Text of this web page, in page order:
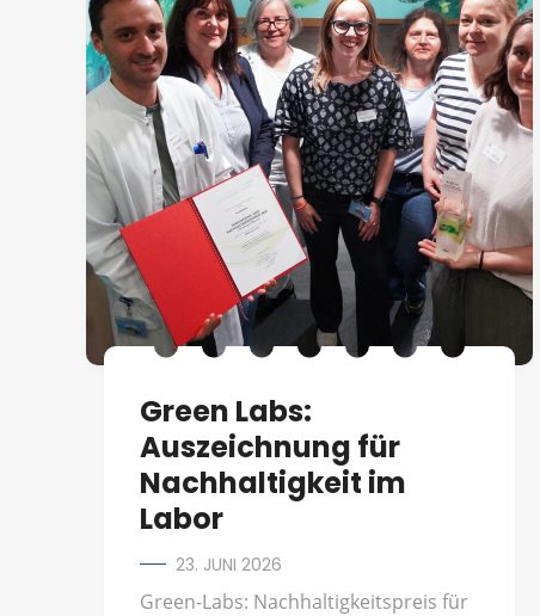
Green Labs:
Auszeichnung für
Nachhaltigkeit im
Labor
23. JUNI 2026
Green-Labs: Nachhaltigkeitspreis für